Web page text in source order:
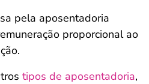
pela aposentadoria
proporcional ao
tipos de aposentadoria,